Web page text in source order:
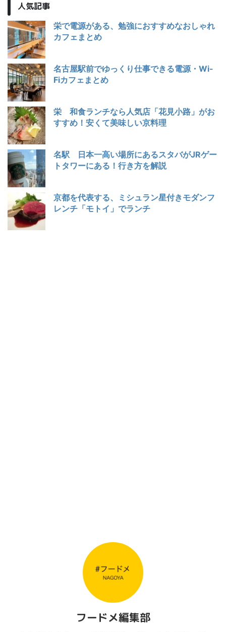
人気記事
栄で電源がある、勉強におすすめなおしゃれ
カフェまとめ
名古屋駅前でゆっくり仕事できる電源・Wi-
Fiカフェまとめ
栄 和食ランチなら人気店「花見小路」がお
すすめ！安くて美味しい京料理
名駅 日本一高い場所にあるスタバがJRゲー
トタワーにある！行き方を解説
京都を代表する、ミシュラン星付きモダンフ
レンチ「モトイ」でランチ
フードメ編集部